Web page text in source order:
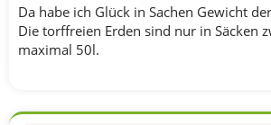
Da habe ich Glück in Sachen Gewicht
Die torffreien Erden sind nur in Säcken
maximal 50l.